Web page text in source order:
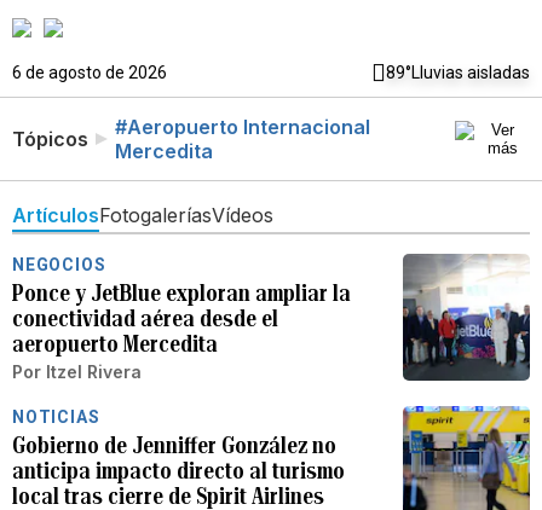
6 de agosto de 2026 89°Lluvias aisladas
Tópicos
#Aeropuerto Internacional
Mercedita
ArtículosFotogaleríasVídeos
NEGOCIOS
Ponce y JetBlue exploran ampliar la
conectividad aérea desde el
aeropuerto Mercedita
Por Itzel Rivera
NOTICIAS
Gobierno de Jenniffer González no
anticipa impacto directo al turismo
local tras cierre de Spirit Airlines